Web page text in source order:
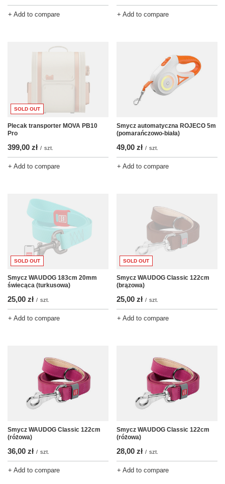
+ Add to compare + Add to compare
SOLD OUT
Plecak transporter MOVA PB10
Pro
399,00 zł / szt.
+ Add to compare
Smycz automatyczna ROJECO 5m
(pomarańczowo-biała)
49,00 zł / szt.
+ Add to compare
SOLD OUT
Smycz WAUDOG 183cm 20mm
świecąca (turkusowa)
25,00 zł / szt.
+ Add to compare
SOLD OUT
Smycz WAUDOG Classic 122cm
(brązowa)
25,00 zł / szt.
+ Add to compare
Smycz WAUDOG Classic 122cm
(różowa)
36,00 zł / szt.
+ Add to compare
Smycz WAUDOG Classic 122cm
(różowa)
28,00 zł / szt.
+ Add to compare